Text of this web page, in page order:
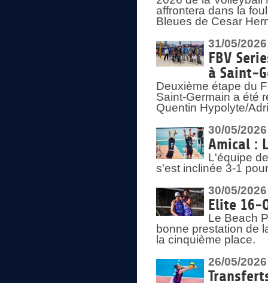
affrontera dans la
Bleues de Cesar
31/05/2026
FBV
à Saint-
Deuxième étape du
Saint-Germain a été
Quentin Hypolyte/
30/05/2026
Amical :
L'équipe
s'est inclinée 3-1
30/05/2026
Elite 16-
Le Beach
bonne prestation de
la cinquième place.
26/05/2026